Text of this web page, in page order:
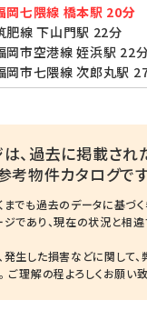
岡七隈線 橋本駅 20分
肥線 下山門駅 22分
岡市空港線 姪浜駅 22
岡市七隈線 次郎丸駅
、過去に掲載され
考物件カタログです
までも過去のデータに基づ
ジであり、現在の状況と相
発生した損害などに関して
ご理解の程よろしくお願い致